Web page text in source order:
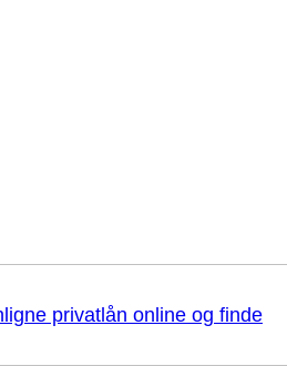
privatlån online og finde